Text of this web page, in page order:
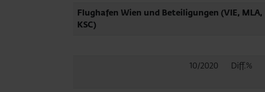
Flughafen Wien und Beteiligungen (VIE, MLA,
KSC)
10/2020 Diff.%